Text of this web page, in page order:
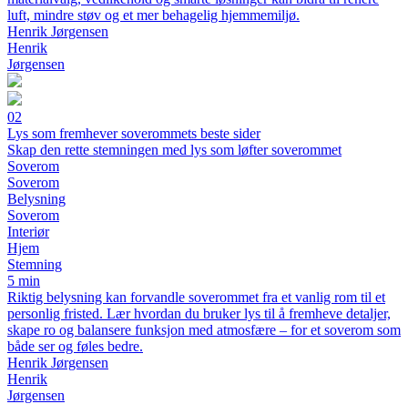
luft, mindre støv og et mer behagelig hjemmemiljø.
Henrik Jørgensen
Henrik
Jørgensen
02
Lys som fremhever soverommets beste sider
Skap den rette stemningen med lys som løfter soverommet
Soverom
Soverom
Belysning
Soverom
Interiør
Hjem
Stemning
5 min
Riktig belysning kan forvandle soverommet fra et vanlig rom til et
personlig fristed. Lær hvordan du bruker lys til å fremheve detaljer,
skape ro og balansere funksjon med atmosfære – for et soverom som
både ser og føles bedre.
Henrik Jørgensen
Henrik
Jørgensen